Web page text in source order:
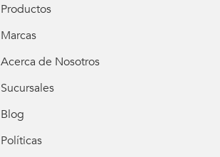
Productos
Marcas
Acerca de Nosotros
Sucursales
Blog
Políticas